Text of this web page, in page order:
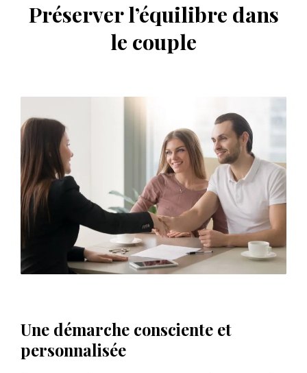
Préserver l’équilibre dans
le couple
Une démarche consciente et
personnalisée